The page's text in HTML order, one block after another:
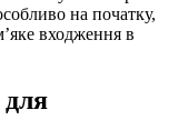
на початку,
входження в
для